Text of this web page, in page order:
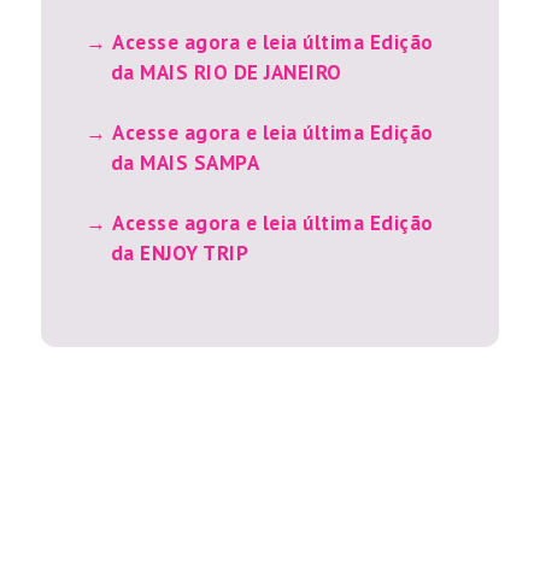
Acesse agora e leia última Edição
da MAIS RIO DE JANEIRO
Acesse agora e leia última Edição
da MAIS SAMPA
Acesse agora e leia última Edição
da ENJOY TRIP